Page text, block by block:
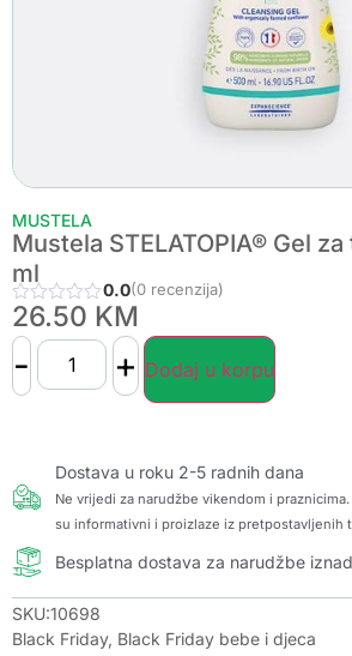
MUSTELA
Mustela STELATOPIA® Gel
ml
0.0(0 recenzija)
26.50 KM
- + Dodaj u korpu
Dostava u roku 2-5 radnih dana
Ne vrijedi za narudžbe vikendom i
su informativni i proizlaze iz pretpostavljenih
Besplatna dostava za narudžbe
SKU:10698
Black Friday, Black Friday bebe i djeca